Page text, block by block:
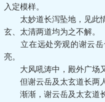
入定模样。
太妙道长泻坠地，见此情
玄、太清两道均为之不解。
立在远处旁观的谢云岳
亮。
大风吼涛中，殿外广场又
但谢云岳及太玄道长两人
渐渐，谢云岳及太玄道长